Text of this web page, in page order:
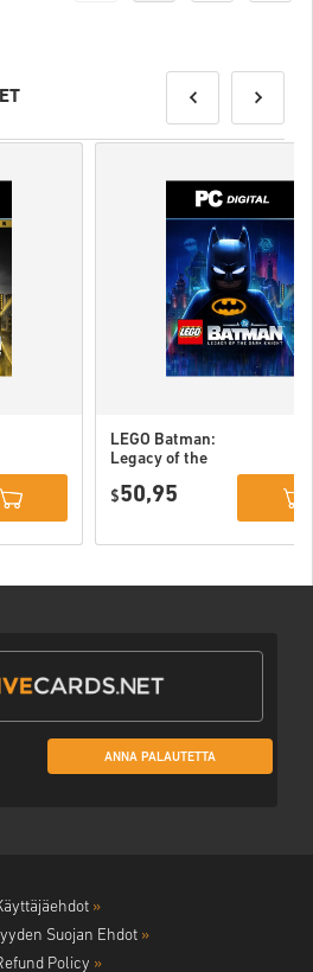
LEGO Batman:
Legacy of the
(STEAM) EU
$50,95
ANNA PALAUTETTA
»
Suojan Ehdot »
Policy »